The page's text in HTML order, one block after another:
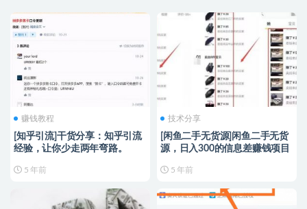
赚钱教程
[知乎引流]干货分享：知乎引流
经验，让你少走两年弯路。
5 年前
技术分享
[闲鱼二手无货源]闲鱼二手无货
源，日入300的信息差赚钱项目
5 年前